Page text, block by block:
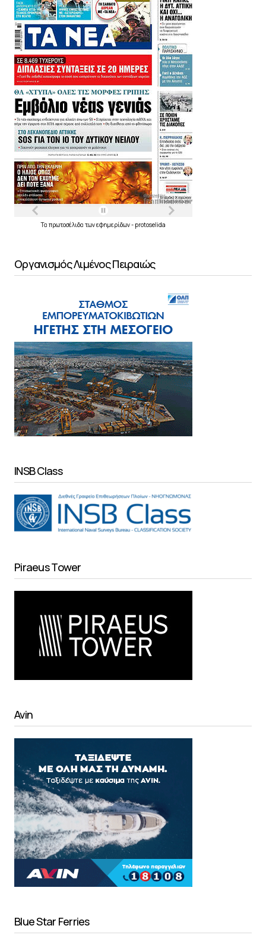
Τα πρωτοσέλιδα τωνεφημερίδων- protoselida
Οργανισμός Λιμένος Πειραιώς
INSB Class
Piraeus Tower
Avin
Blue Star Ferries